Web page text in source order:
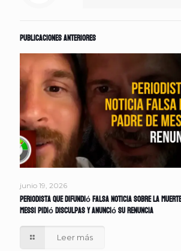
Publicaciones anteriores
junio 19, 2026
Periodista que difundió falsa noticia sobre la
Messi pidió disculpas y anunció su renuncia
Leer más